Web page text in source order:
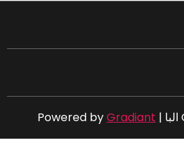
Gradiant